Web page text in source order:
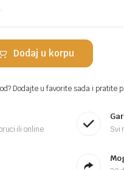
Dodaj u korpu
Dodajte u favorite sada i pratite
ili online Svi